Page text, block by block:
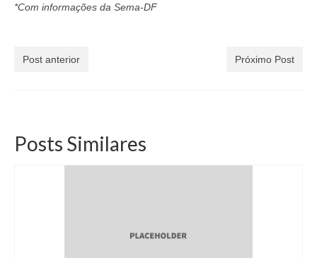
*Com informações da Sema-DF
Post anterior Próximo Post
Posts Similares